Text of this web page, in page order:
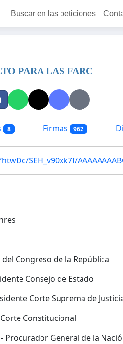
Buscar en las peticiones
PARA LAS FARC
8 Firmas 962
SEH_v90xk7I/
Congreso de la República
Consejo de Estado
Corte Suprema de
Constitucional
Procurador General de la